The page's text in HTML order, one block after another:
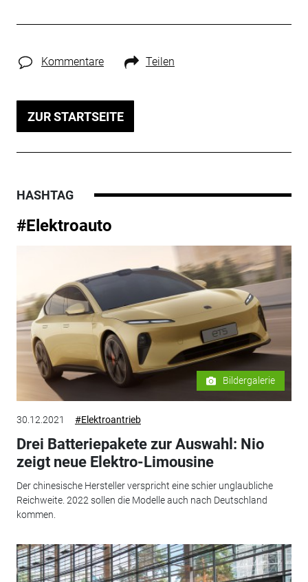
Kommentare Teilen
ZUR STARTSEITE
HASHTAG
#Elektroauto
Bildergalerie
30.12.2021 #Elektroantrieb
Drei Batteriepakete zur Auswahl: Nio
zeigt neue Elektro-Limousine
Der chinesische Hersteller verspricht eine schier unglaubliche
Reichweite. 2022 sollen die Modelle auch nach Deutschland
kommen.